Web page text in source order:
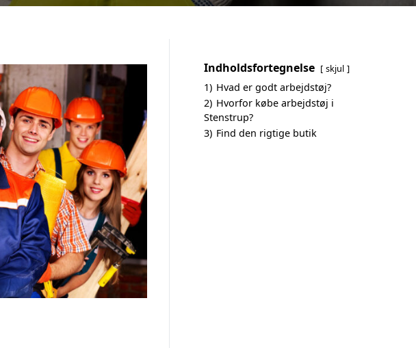
Indholdsfortegnelse skjul
1) Hvad er godt arbejdstøj?
2) Hvorfor købe arbejdstøj i
Stenstrup?
3) Find den rigtige butik